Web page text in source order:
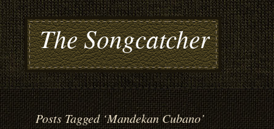
The Songcatcher
Posts Tagged ‘Mandekan Cubano’